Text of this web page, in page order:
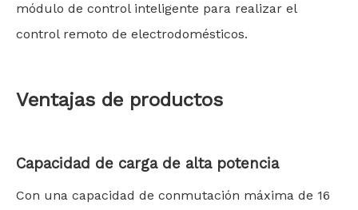
módulo de control inteligente para realizar el
control remoto de electrodomésticos.
Ventajas de productos
Capacidad de carga de alta potencia
Con una capacidad de conmutación máxima de 16